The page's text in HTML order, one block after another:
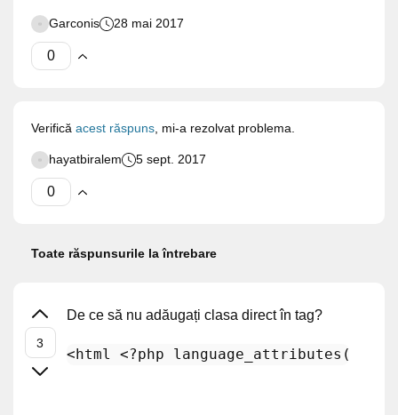
Garconis 28 mai 2017
Verifică acest răspuns , mi-a rezolvat problema.
hayatbiralem 5 sept. 2017
Toate răspunsurile la întrebare
De ce să nu adăugați clasa direct în tag?
<html <?php language_attributes ();